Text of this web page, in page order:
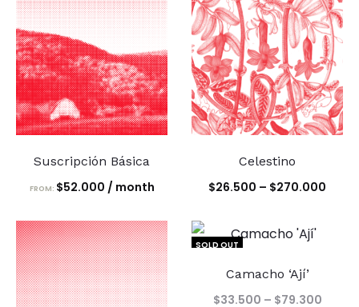
Suscripción Básica
FROM: $52.000 / month
Celestino
$26.500 – $270.000
SOLD OUT
Camacho ‘Ají’
$33.500 – $79.300Price